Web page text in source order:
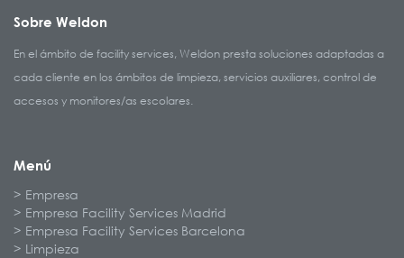
Sobre Weldon
En el ámbito de facility services, Weldon presta soluciones adaptadas a
cada cliente en los ámbitos de limpieza, servicios auxiliares, control de
accesos y monitores/as escolares.
Menú
Empresa
Empresa Facility Services Madrid
Empresa Facility Services Barcelona
Limpieza